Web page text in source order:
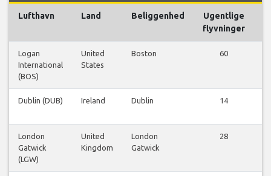
Lufthavn Land Beliggenhed
Ugentlige
flyvninger
Logan
International
(BOS)
United
States
Boston
60
Dublin (DUB) Ireland Dublin
14
London
Gatwick
(LGW)
United
Kingdom
London
Gatwick
28